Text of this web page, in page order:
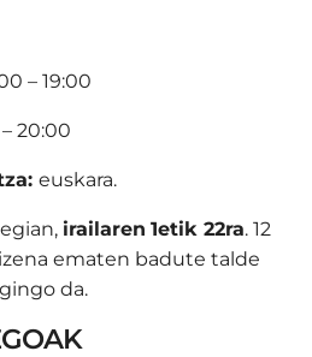
– 19:00
20:00
euskara.
irailaren 1etik 22ra. 12
ematen badute talde
da.